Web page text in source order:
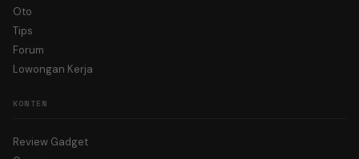
Oto
Tips
Forum
Lowongan Kerja
KONTEN
Review Gadget